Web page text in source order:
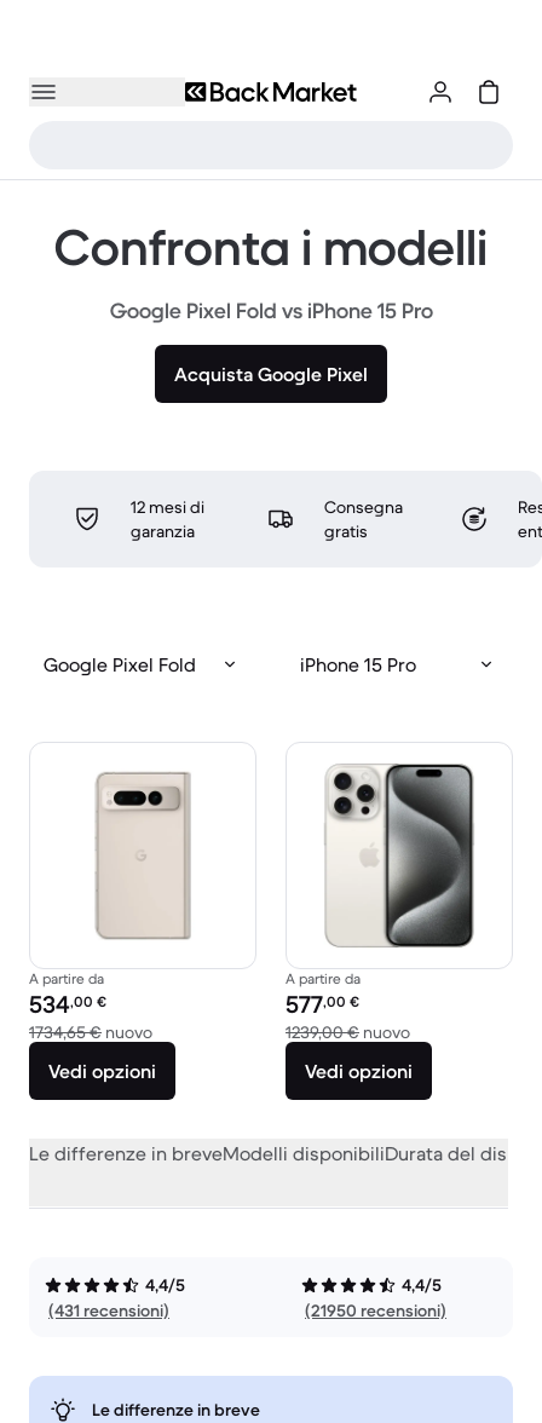
Confronta i modelli
Google Pixel Fold vs iPhone 15 Pro
Acquista Google Pixel
12 mesi di
garanzia
Consegna
gratis
Google Pixel Fold iPhone 15 Pro
A partire da
Prezzo del ricondizionato:
534,00 €
1734,65 € nuovoRispetto a 1734,65 € del nuovo
Vedi opzioni
A partire da
Prezzo del ricondizionato:
577,00 €
1239,00 € nuovoRispetto a
Vedi opzioni
Le differenze in breveModelli disponibiliDurata del
4,4/5
(431 recensioni)
4,4/5
(21950 recensioni)
Le differenze in breve